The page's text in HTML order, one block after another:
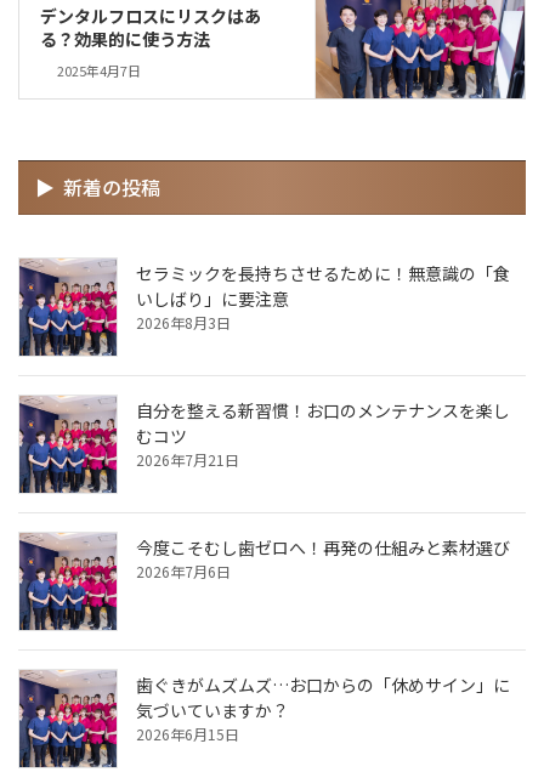
デンタルフロスにリスクはあ
る？効果的に使う方法
2025年4月7日
新着の投稿
セラミックを長持ちさせるために！無意識の「食
いしばり」に要注意
2026年8月3日
自分を整える新習慣！お口のメンテナンスを楽し
むコツ
2026年7月21日
今度こそむし歯ゼロへ！再発の仕組みと素材選び
2026年7月6日
歯ぐきがムズムズ…お口からの「休めサイン」に
気づいていますか？
2026年6月15日